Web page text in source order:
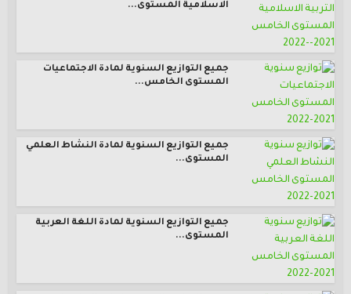
الاسلامية المستوى...
جميع التوازيع السنوية لمادة الاجتماعيات
المستوى الخامس...
جميع التوازيع السنوية لمادة النشاط العلمي
المستوى...
جميع التوازيع السنوية لمادة اللغة العربية
المستوى...